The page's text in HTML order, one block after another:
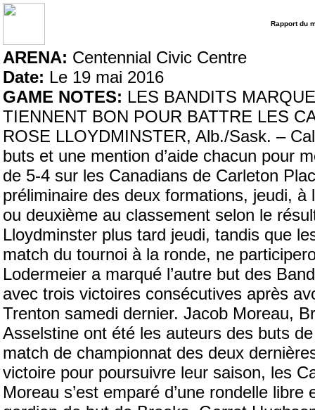
Rapport du
ARENA: Centennial Civic Centre
Date: Le 19 mai 2016
GAME NOTES: LES BANDITS
TIENNENT BON POUR BATTRE LES
ROSE LLOYDMINSTER, Alb./Sask. –
buts et une mention d’aide chacun pour
de 5-4 sur les Canadians de Carleton
préliminaire des deux formations, jeudi,
ou deuxième au classement selon le
Lloydminster plus tard jeudi, tandis que
match du tournoi à la ronde, ne
Lodermeier a marqué l’autre but des
avec trois victoires consécutives après
Trenton samedi dernier. Jacob Moreau,
Asselstine ont été les auteurs des buts
match de championnat des deux
victoire pour poursuivre leur saison, les
Moreau s’est emparé d’une rondelle